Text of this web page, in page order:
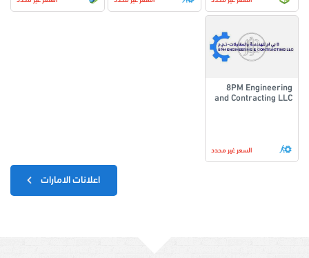
8PM Engineering
and Contracting LLC
السعر غير محدد
اعلانات الامارات